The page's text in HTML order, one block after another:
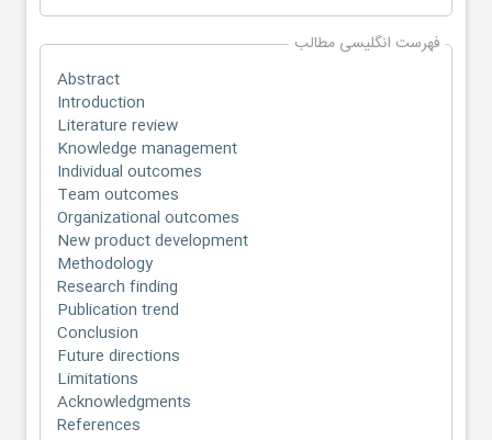
فهرست انگلیسی مطالب
Abstract
Introduction
Literature review
Knowledge management
Individual outcomes
Team outcomes
Organizational outcomes
New product development
Methodology
Research finding
Publication trend
Conclusion
Future directions
Limitations
Acknowledgments
References